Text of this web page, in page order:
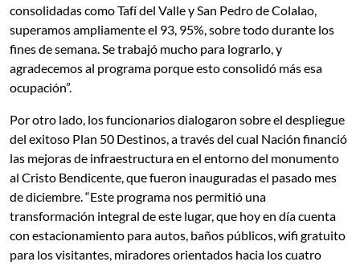
consolidadas como Tafí del Valle y San Pedro de Colalao,
superamos ampliamente el 93, 95%, sobre todo durante los
fines de semana. Se trabajó mucho para lograrlo, y
agradecemos al programa porque esto consolidó más esa
ocupación”.
Por otro lado, los funcionarios dialogaron sobre el despliegue
del exitoso Plan 50 Destinos, a través del cual Nación financió
las mejoras de infraestructura en el entorno del monumento
al Cristo Bendicente, que fueron inauguradas el pasado mes
de diciembre. “Este programa nos permitió una
transformación integral de este lugar, que hoy en día cuenta
con estacionamiento para autos, baños públicos, wifi gratuito
para los visitantes, miradores orientados hacia los cuatro